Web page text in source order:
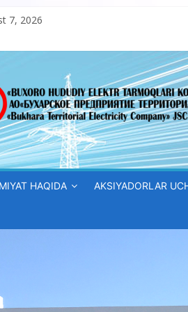
7, 2026
HAQIDA AKSIYADORLAR